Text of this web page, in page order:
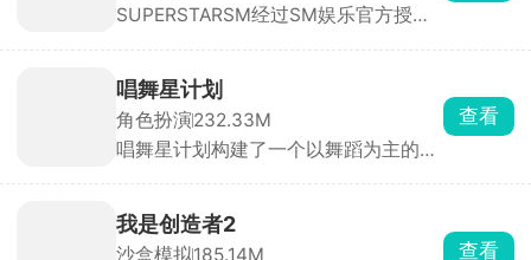
SUPERSTARSM经过SM娱乐官方授
到判定线的瞬间点击屏幕完成击打，精
准敲击即可积累分数、推进曲目演奏。
除此之外，游戏还搭载了完整的闯关养
成体系与实时PK竞技两大核心系统。满
唱舞星计划
角色扮演232.33M
唱舞星计划构建了一个以舞蹈为主的幻
衣服，用跳舞的方式与其他玩家同台竞
技，提升自己的艺术品鉴能力和身体灵
查看
我是创造者2
沙盒模拟185.14M
查看